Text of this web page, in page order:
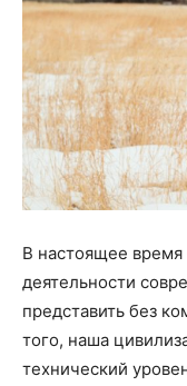
В настоящее время
деятельности
представить без
того, наша
технический